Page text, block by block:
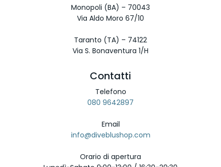
Monopoli (BA) – 70043
Via Aldo Moro 67/10
Taranto (TA) – 74122
Via S. Bonaventura 1/H
Contatti
Telefono
080 9642897
Email
info@diveblushop.com
Orario di apertura